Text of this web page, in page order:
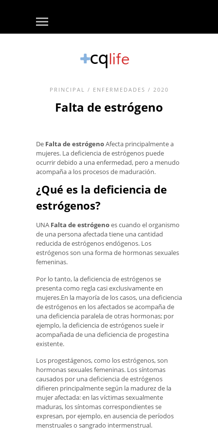
PRINCIPAL / ENFERMEDADES / 2020
Falta de estrógeno
De Falta de estrógenoAfecta principalmente a
mujeres. La deficiencia de estrógenos puede
ocurrir debido a una enfermedad, pero a menudo
acompaña a los procesos de maduración.
¿Qué es la deficiencia de
estrógenos?
UNA Falta de estrógenoes cuando el organismo
de una persona afectada tiene una cantidad
reducida de estrógenos endógenos. Los
estrógenos son una forma de hormonas sexuales
femeninas.
Por lo tanto, la deficiencia de estrógenos se
presenta como regla casi exclusivamente en
mujeres.En la mayoría de los casos, una deficiencia
de estrógenos en los afectados se acompaña de
una deficiencia paralela de otras hormonas; por
ejemplo, la deficiencia de estrógenos suele ir
acompañada de una deficiencia de progestina
existente.
Los progestágenos, como los estrógenos, son
hormonas sexuales femeninas. Los síntomas
causados ​​por una deficiencia de estrógenos
difieren principalmente según la madurez de la
mujer afectada: en las víctimas sexualmente
maduras, los síntomas correspondientes se
expresan, por ejemplo, en ausencia de períodos
menstruales o sangrado intermenstrual.